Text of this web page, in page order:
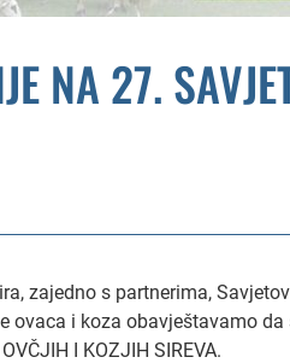
NA 27.
zajedno s partnerima,
i koza obavještavamo
I KOZJIH SIREVA.